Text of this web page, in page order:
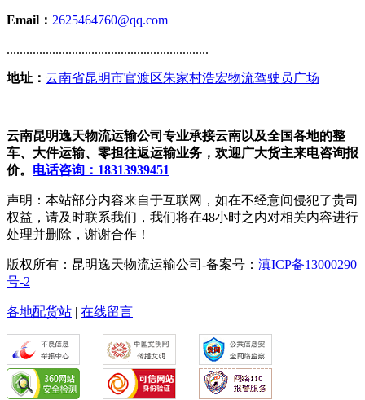
Email： 2625464760@qq.com
..............................................................
地址： 云南省昆明市官渡区朱家村浩宏物流驾驶员广场
云南昆明逸天物流运输公司专业承接云南以及全国各地的整
车、大件运输、零担往返运输业务，欢迎广大货主来电咨询报
价。 电话咨询：18313939451
声明：本站部分内容来自于互联网，如在不经意间侵犯了贵司
权益，请及时联系我们，我们将在48小时之内对相关内容进行
处理并删除，谢谢合作！
版权所有：昆明逸天物流运输公司-备案号： 滇ICP备13000290
号-2
各地配货站 | 在线留言